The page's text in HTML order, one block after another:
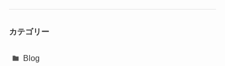
カテゴリー
Blog